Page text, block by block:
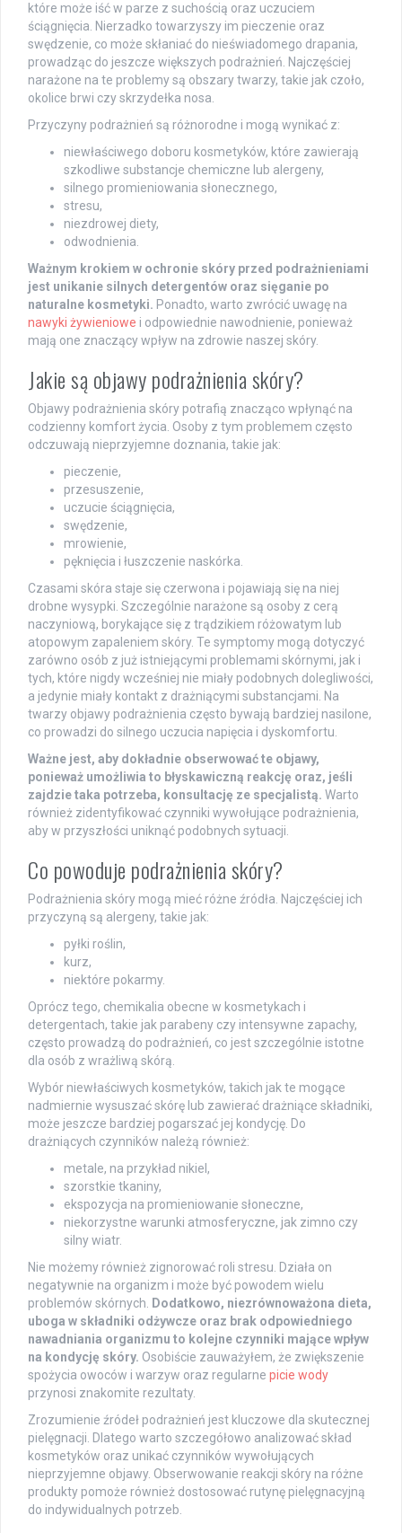
które może iść w parze z suchością oraz uczuciem
ściągnięcia. Nierzadko towarzyszy im pieczenie oraz
swędzenie, co może skłaniać do nieświadomego drapania,
prowadząc do jeszcze większych podrażnień. Najczęściej
narażone na te problemy są obszary twarzy, takie jak czoło,
okolice brwi czy skrzydełka nosa.
Przyczyny podrażnień są różnorodne i mogą wynikać z:
niewłaściwego doboru kosmetyków, które zawierają
szkodliwe substancje chemiczne lub alergeny,
silnego promieniowania słonecznego,
stresu,
niezdrowej diety,
odwodnienia.
Ważnym krokiem w ochronie skóry przed podrażnieniami
jest unikanie silnych detergentów oraz sięganie po
naturalne kosmetyki. Ponadto, warto zwrócić uwagę na
nawyki żywieniowe i odpowiednie nawodnienie, ponieważ
mają one znaczący wpływ na zdrowie naszej skóry.
Jakie są objawy podrażnienia skóry?
Objawy podrażnienia skóry potrafią znacząco wpłynąć na
codzienny komfort życia. Osoby z tym problemem często
odczuwają nieprzyjemne doznania, takie jak:
pieczenie,
przesuszenie,
uczucie ściągnięcia,
swędzenie,
mrowienie,
pęknięcia i łuszczenie naskórka.
Czasami skóra staje się czerwona i pojawiają się na niej
drobne wysypki. Szczególnie narażone są osoby z cerą
naczyniową, borykające się z trądzikiem różowatym lub
atopowym zapaleniem skóry. Te symptomy mogą dotyczyć
zarówno osób z już istniejącymi problemami skórnymi, jak i
tych, które nigdy wcześniej nie miały podobnych dolegliwości,
a jedynie miały kontakt z drażniącymi substancjami. Na
twarzy objawy podrażnienia często bywają bardziej nasilone,
co prowadzi do silnego uczucia napięcia i dyskomfortu.
Ważne jest, aby dokładnie obserwować te objawy,
ponieważ umożliwia to błyskawiczną reakcję oraz, jeśli
zajdzie taka potrzeba, konsultację ze specjalistą. Warto
również zidentyfikować czynniki wywołujące podrażnienia,
aby w przyszłości uniknąć podobnych sytuacji.
Co powoduje podrażnienia skóry?
Podrażnienia skóry mogą mieć różne źródła. Najczęściej ich
przyczyną są alergeny, takie jak:
pyłki roślin,
kurz,
niektóre pokarmy.
Oprócz tego, chemikalia obecne w kosmetykach i
detergentach, takie jak parabeny czy intensywne zapachy,
często prowadzą do podrażnień, co jest szczególnie istotne
dla osób z wrażliwą skórą.
Wybór niewłaściwych kosmetyków, takich jak te mogące
nadmiernie wysuszać skórę lub zawierać drażniące składniki,
może jeszcze bardziej pogarszać jej kondycję. Do
drażniących czynników należą również:
metale, na przykład nikiel,
szorstkie tkaniny,
ekspozycja na promieniowanie słoneczne,
niekorzystne warunki atmosferyczne, jak zimno czy
silny wiatr.
Nie możemy również zignorować roli stresu. Działa on
negatywnie na organizm i może być powodem wielu
problemów skórnych. Dodatkowo, niezrównoważona dieta,
uboga w składniki odżywcze oraz brak odpowiedniego
nawadniania organizmu to kolejne czynniki mające wpływ
na kondycję skóry. Osobiście zauważyłem, że zwiększenie
spożycia owoców i warzyw oraz regularne picie wody
przynosi znakomite rezultaty.
Zrozumienie źródeł podrażnień jest kluczowe dla skutecznej
pielęgnacji. Dlatego warto szczegółowo analizować skład
kosmetyków oraz unikać czynników wywołujących
nieprzyjemne objawy. Obserwowanie reakcji skóry na różne
produkty pomoże również dostosować rutynę pielęgnacyjną
do indywidualnych potrzeb.